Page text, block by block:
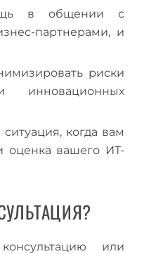
в общении с
партнерами, и
риски
инновационных
когда вам
оценка вашего ИТ-
или